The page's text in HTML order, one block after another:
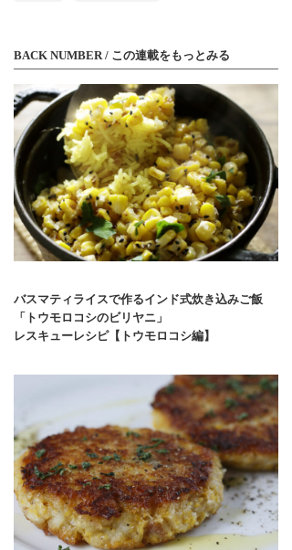
BACK NUMBER / この連載をもっとみる
バスマティライスで作るインド式炊き込みご飯
「トウモロコシのビリヤニ」
レスキューレシピ【トウモロコシ編】